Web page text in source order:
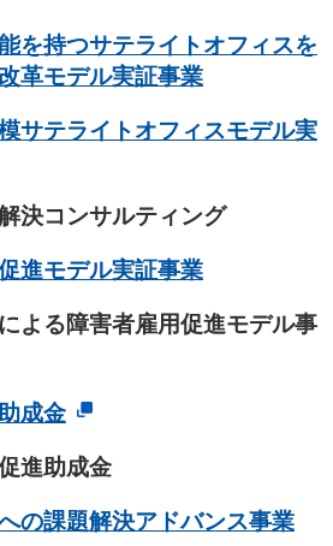
を持つサテライトオフィスを
革モデル実証事業
サテライトオフィスモデル実
決コンサルティング
進モデル実証事業
よる障害者雇用促進モデル事
成金
進助成金
の課題解決アドバンス事業